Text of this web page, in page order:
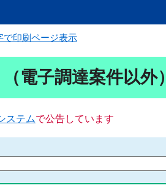
で印刷ページ表示
電子調達案件以外）
ステムで公告しています